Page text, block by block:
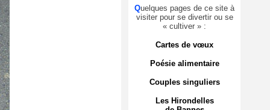
Quelques pages de ce site à
visiter pour se divertir ou se
« cultiver » :
Cartes de vœux
Poésie alimentaire
Couples singuliers
Les Hirondelles